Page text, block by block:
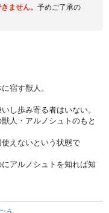
ません。 予めご了承の
宿す獣人。
し歩み寄る者はいない。
人・アルノシュトのもと
えないという状態で
アルノシュトを知れば知